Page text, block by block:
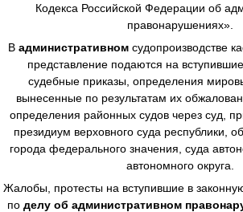
Кодекса Российской Федерации об
правонарушениях».
В административном судопроизводстве
представление подаются на
судебные приказы, определения
вынесенные по результатам их
определения районных судов через суд,
президиум верховного суда республики,
города федерального значения, суда
автономного округа.
Жалобы, протесты на вступившие в
по делу об административном